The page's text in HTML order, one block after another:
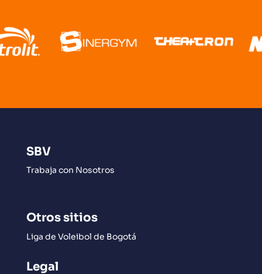
SBV
Trabaja con Nosotros
Otros sitios
Liga de Voleibol de Bogotá
Legal